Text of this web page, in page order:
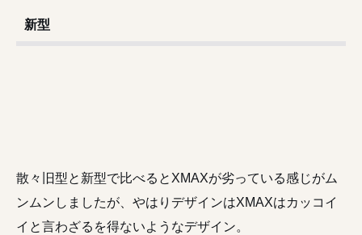
新型
散々旧型と新型で比べるとXMAXが劣っている感じがム
ンムンしましたが、やはりデザインはXMAXはカッコイ
イと言わざるを得ないようなデザイン。